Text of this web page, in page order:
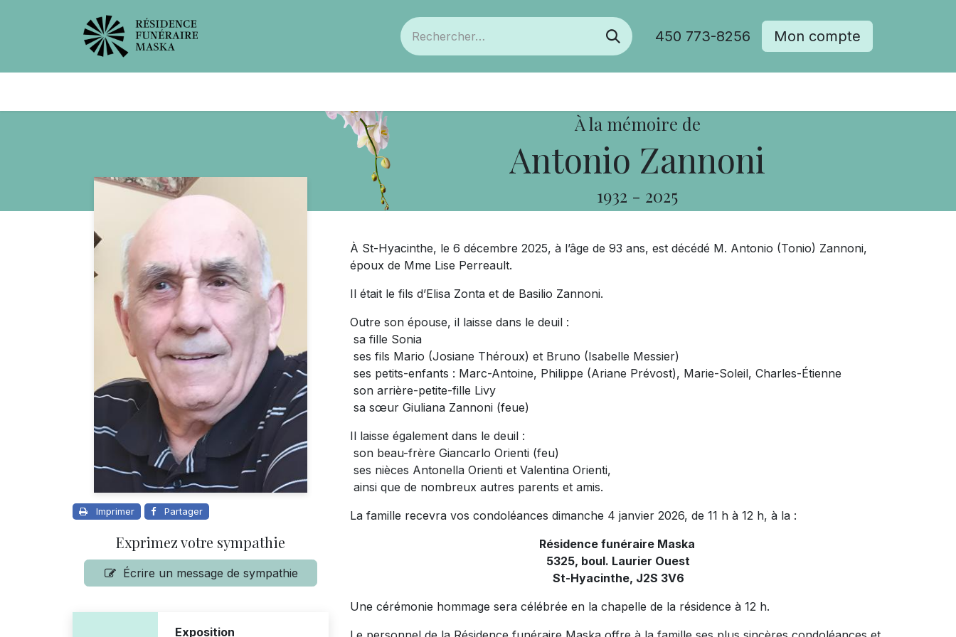
450 773-8256 Mon compte
À la mémoire de
Antonio Zannoni
1932 - 2025
Imprimer Partager
Exprimez votre sympathie
Écrire un message de sympathie
Exposition
À St-Hyacinthe, le 6 décembre 2025, à l’âge de 93 ans, est décédé M. Antonio (Tonio) Zannoni,
époux de Mme Lise Perreault.
Il était le fils d’Elisa Zonta et de Basilio Zannoni.
Outre son épouse, il laisse dans le deuil :
sa fille Sonia
ses fils Mario (Josiane Théroux) et Bruno (Isabelle Messier)
ses petits-enfants : Marc-Antoine, Philippe (Ariane Prévost), Marie-Soleil, Charles-Étienne
son arrière-petite-fille Livy
sa sœur Giuliana Zannoni (feue)
Il laisse également dans le deuil :
son beau-frère Giancarlo Orienti (feu)
ses nièces Antonella Orienti et Valentina Orienti,
ainsi que de nombreux autres parents et amis.
La famille recevra vos condoléances dimanche 4 janvier 2026, de 11 h à 12 h, à la :
Résidence funéraire Maska
5325, boul. Laurier Ouest
St-Hyacinthe, J2S 3V6
Une cérémonie hommage sera célébrée en la chapelle de la résidence à 12 h.